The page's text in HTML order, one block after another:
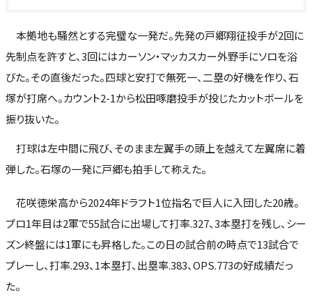
本拠地も騒然とする完璧な一発だ。先発の戸郷翔征投手が2回に
先制点を許すと、3回にはカーソン・マッカスカー外野手にソロを浴
びた。その直後だった。四球と安打で無死一、二塁の好機を作り、石
塚が打席へ。カウント2-1から松田啄磨投手が投じたカットボールを
振り抜いた。
打球は左中間に飛び、そのまま左翼手の頭上を越えて左翼席に着
弾した。石塚の一発に戸郷も拍手して称えた。
花咲徳栄高から2024年ドラフト1位指名で巨人に入団した20歳。
プロ1年目は2軍で55試合に出場して打率.327、3本塁打を残し、シー
ズン終盤には1軍にも昇格した。この日の試合前の時点で13試合で
プレーし、打率.293、1本塁打、出塁率.383、OPS.773の好成績だっ
た。